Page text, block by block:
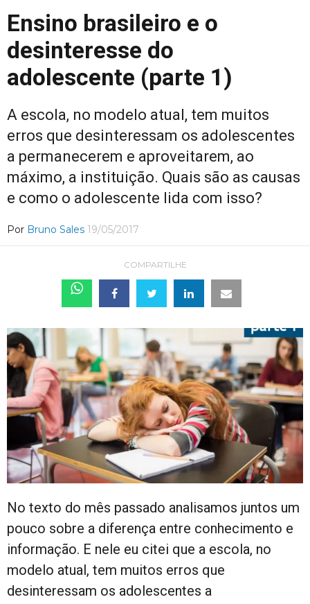
Ensino brasileiro e o
desinteresse do
adolescente (parte 1)
A escola, no modelo atual, tem muitos
erros que desinteressam os adolescentes
a permanecerem e aproveitarem, ao
máximo, a instituição. Quais são as causas
e como o adolescente lida com isso?
Por Bruno Sales 19/05/2017
COMPARTILHE
No texto do mês passado analisamos juntos um
pouco sobre a diferença entre conhecimento e
informação. E nele eu citei que a escola, no
modelo atual, tem muitos erros que
desinteressam os adolescentes a